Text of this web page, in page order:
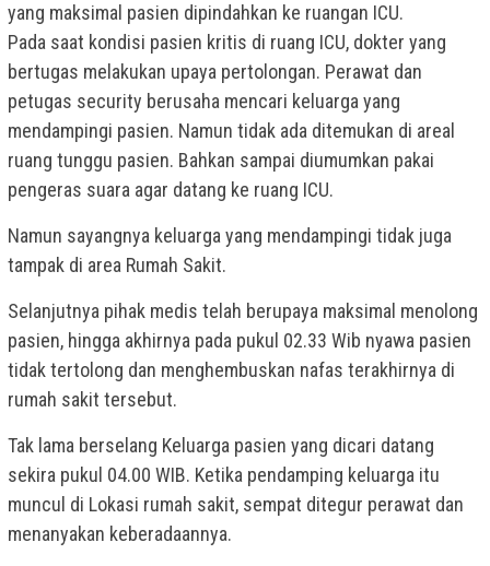
yang maksimal pasien dipindahkan ke ruangan ICU.
Pada saat kondisi pasien kritis di ruang ICU, dokter yang
bertugas melakukan upaya pertolongan. Perawat dan
petugas security berusaha mencari keluarga yang
mendampingi pasien. Namun tidak ada ditemukan di areal
ruang tunggu pasien. Bahkan sampai diumumkan pakai
pengeras suara agar datang ke ruang ICU.
Namun sayangnya keluarga yang mendampingi tidak juga
tampak di area Rumah Sakit.
Selanjutnya pihak medis telah berupaya maksimal menolong
pasien, hingga akhirnya pada pukul 02.33 Wib nyawa pasien
tidak tertolong dan menghembuskan nafas terakhirnya di
rumah sakit tersebut.
Tak lama berselang Keluarga pasien yang dicari datang
sekira pukul 04.00 WIB. Ketika pendamping keluarga itu
muncul di Lokasi rumah sakit, sempat ditegur perawat dan
menanyakan keberadaannya.